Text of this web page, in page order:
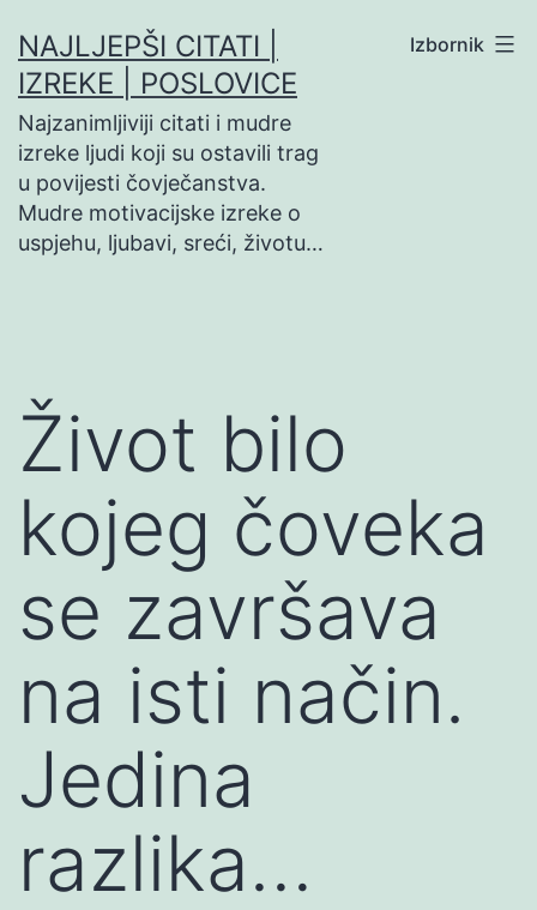
na
sadržaj
NAJLJEPŠI CITATI |
IZREKE | POSLOVICE
Najzanimljiviji citati i mudre
izreke ljudi koji su ostavili trag
u povijesti čovječanstva.
Mudre motivacijske izreke o
uspjehu, ljubavi, sreći, životu…
Izbornik
Život bilo
kojeg čoveka
se završava
na isti način.
Jedina
razlika…